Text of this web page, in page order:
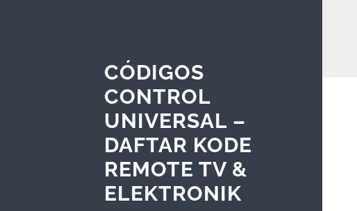
CÓDIGOS
CONTROL
UNIVERSAL –
DAFTAR KODE
REMOTE TV &
ELEKTRONIK